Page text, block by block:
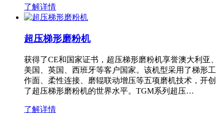
了解详情
超压梯形磨粉机
获得了CE和国家证书，超压梯形磨粉机享誉澳大利亚、
美国、英国、西班牙等客户国家。该机型采用了梯形工
作面、柔性连接、磨辊联动增压等五项磨机技术，开创
了超压梯形磨粉机的世界水平。TGM系列超压…
了解详情